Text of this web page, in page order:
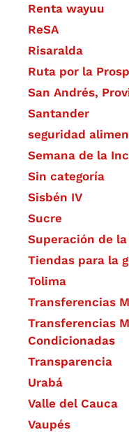
Renta wayuu
ReSA
Risaralda
Ruta por la
San Andrés,
Santander
seguridad
Semana de la
Sin categoría
Sisbén IV
Sucre
Superación de
Tiendas para la
Tolima
Transferencias
Transferencias
Condicionadas
Transparencia
Urabá
Valle del Cauca
Vaupés